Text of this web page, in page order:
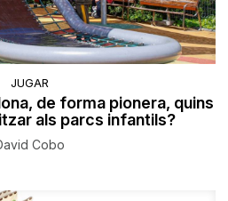
JUGAR
de forma pionera, quins
als parcs infantils?
Cobo